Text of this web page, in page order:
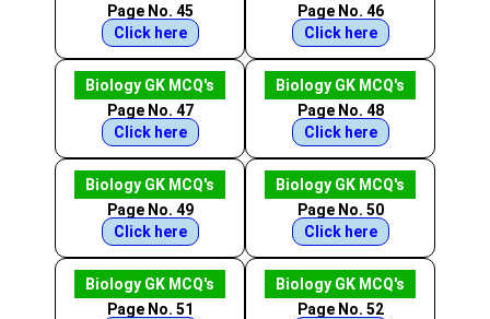
Page No. 45
Click here
Page No. 46
Click here
Biology GK MCQ's
Page No. 47
Click here
Biology GK MCQ's
Page No. 48
Click here
Biology GK MCQ's
Page No. 49
Click here
Biology GK MCQ's
Page No. 50
Click here
Biology GK MCQ's
Page No. 51
Biology GK MCQ's
Page No. 52